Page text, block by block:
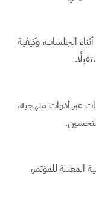
الجلسات، وكيفية
عبر أدوات منهجية،
المعلنة للمؤتمر،